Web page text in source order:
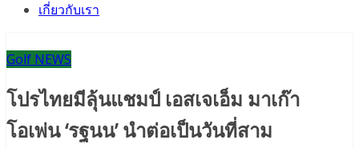
เกี่ยวกับเรา
Golf NEWS
โปรไทยมีลุ้นแชมป์ เอสเจเอ็ม มาเก๊า
โอเพ่น ‘รฐนน’ นำต่อเป็นวันที่สาม